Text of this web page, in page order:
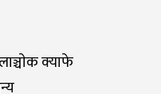
क्याफे